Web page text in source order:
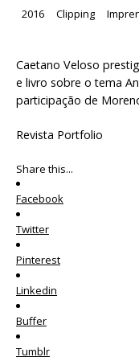
2016 Clipping
Caetano Veloso
e livro sobre o tema
participação de
Revista Portfolio
Share this...
Facebook
Twitter
Pinterest
Linkedin
Buffer
Tumblr